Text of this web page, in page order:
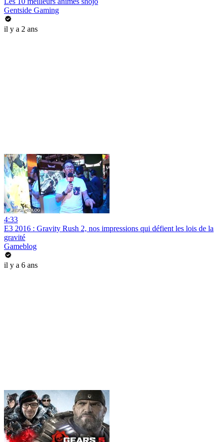
Gentside Gaming
il y a 2 ans
4:33
E3 2016 : Gravity Rush 2, nos impressions qui défient les lois de la
gravité
Gameblog
il y a 6 ans